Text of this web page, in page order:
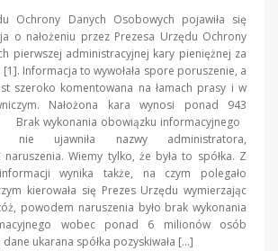
Ochrony Danych Osobowych pojawiła się
o nałożeniu przez Prezesa Urzędu Ochrony
pierwszej administracyjnej kary pieniężnej za
[1]. Informacja to wywołała spore poruszenie, a
szeroko komentowana na łamach prasy i w
Nałożona kara wynosi ponad 943
Brak wykonania obowiązku informacyjnego
nie ujawniła nazwy administratora,
Wiemy tylko, że była to spółka. Z
wynika także, na czym polegało
kierowała się Prezes Urzędu wymierzając
powodem naruszenia było brak wykonania
wobec ponad 6 milionów osób
ukarana spółka pozyskiwała […]